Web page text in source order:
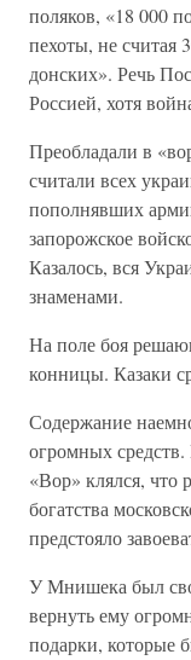
поляков, «18 000
пехоты, не считая
донских». Речь
Россией, хотя
Преобладали в
считали всех
пополнявших
запорожское
Казалось, вся
знаменами.
На поле боя
конницы. Казаки
Содержание
огромных
«Вор» клялся, что
богатства
предстояло
У Мнишека был
вернуть ему
подарки, которые